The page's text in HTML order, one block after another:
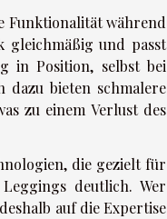
Funktionalität während
gleichmäßig und passt
in Position, selbst bei
dazu bieten schmalere
zu einem Verlust des
die gezielt für
deutlich. Wer
auf die Expertise